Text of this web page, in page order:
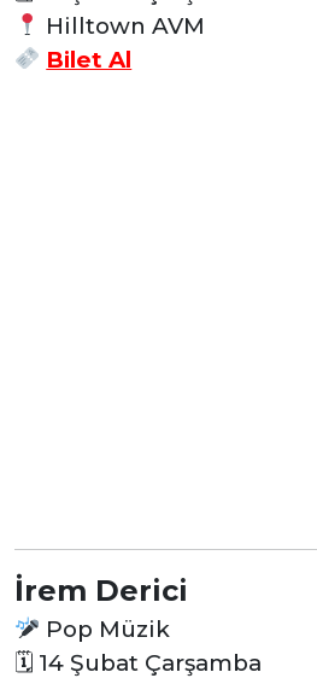
Hilltown AVM
Bilet Al
İrem Derici
Pop Müzik
🗓 14 Şubat Çarşamba